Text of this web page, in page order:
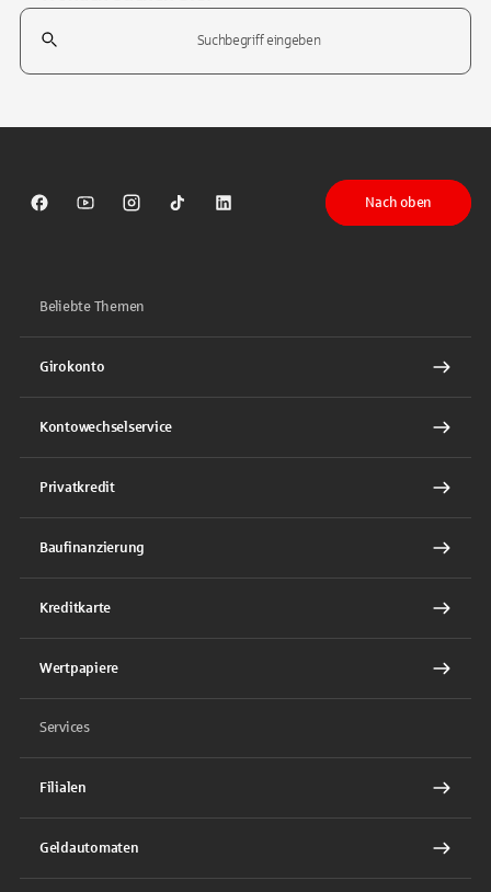
Suchfeld
Sparkasse auf Facebook
Sparkasse auf Youtube
Sparkasse auf Instagram
Sparkasse auf TikTok
Sparkasse auf LinkedIn
Nach oben
Beliebte Themen
Girokonto
Kontowechselservice
Privatkredit
Baufinanzierung
Kreditkarte
Wertpapiere
Services
Filialen
Geldautomaten